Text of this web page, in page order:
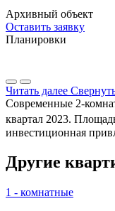
Архивный объект
Оставить заявку
Планировки
Читать далее
Современные 2-
квартал 2023.
инвестиционная
Другие
1 - комнатные